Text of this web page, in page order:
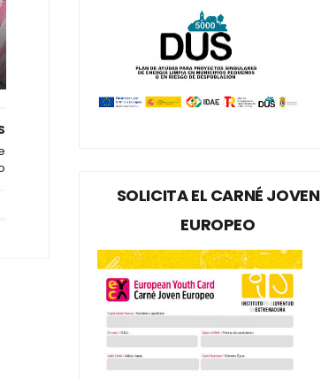
SOLICITA EL CARNÉ JOVEN
EUROPEO